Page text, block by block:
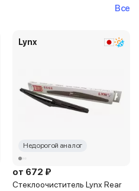
Все
Lynx
Недорогой аналог
от 672 ₽
Стеклоочиститель Lynx Rear